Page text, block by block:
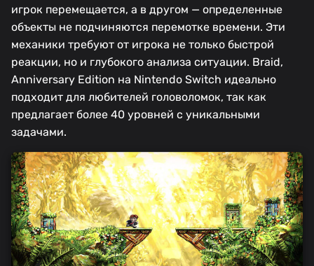
игрок перемещается, а в другом — определенные
объекты не подчиняются перемотке времени. Эти
механики требуют от игрока не только быстрой
реакции, но и глубокого анализа ситуации. Braid,
Anniversary Edition на Nintendo Switch идеально
подходит для любителей головоломок, так как
предлагает более 40 уровней с уникальными
задачами.